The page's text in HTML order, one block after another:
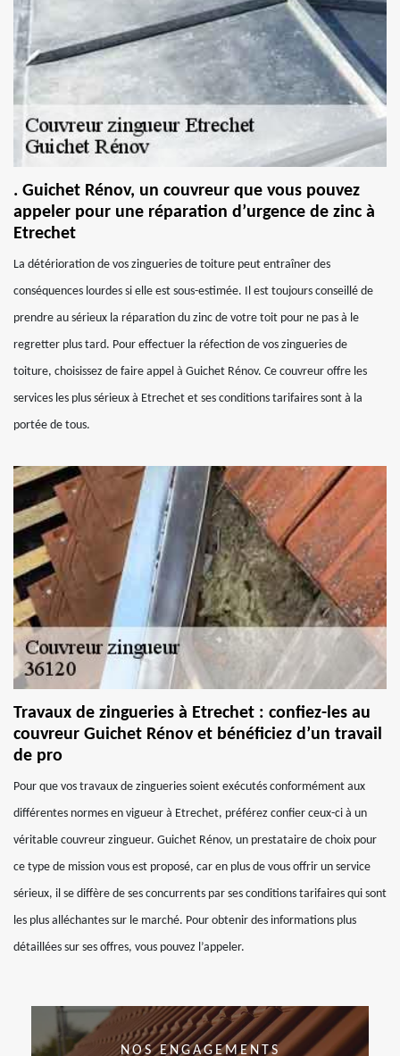
. Guichet Rénov, un couvreur que vous pouvez
appeler pour une réparation d’urgence de zinc à
Etrechet
La détérioration de vos zingueries de toiture peut entraîner des
conséquences lourdes si elle est sous-estimée. Il est toujours conseillé de
prendre au sérieux la réparation du zinc de votre toit pour ne pas à le
regretter plus tard. Pour effectuer la réfection de vos zingueries de
toiture, choisissez de faire appel à Guichet Rénov. Ce couvreur offre les
services les plus sérieux à Etrechet et ses conditions tarifaires sont à la
portée de tous.
Travaux de zingueries à Etrechet : confiez-les au
couvreur Guichet Rénov et bénéficiez d’un travail
de pro
Pour que vos travaux de zingueries soient exécutés conformément aux
différentes normes en vigueur à Etrechet, préférez confier ceux-ci à un
véritable couvreur zingueur. Guichet Rénov, un prestataire de choix pour
ce type de mission vous est proposé, car en plus de vous offrir un service
sérieux, il se diffère de ses concurrents par ses conditions tarifaires qui sont
les plus alléchantes sur le marché. Pour obtenir des informations plus
détaillées sur ses offres, vous pouvez l’appeler.
NOS ENGAGEMENTS